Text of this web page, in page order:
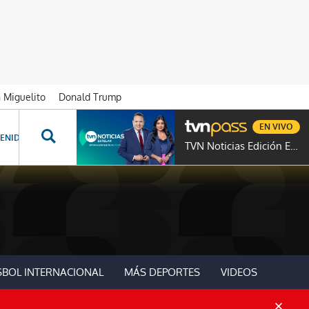
Miguelito Donald Trump
ESPECIALES NOVELAS PROGRAMAS GENTE TVN
TVN Noticias Edición Estelar
EN VIVO
INTERNACIONAL MÁS DEPORTES VIDEOS